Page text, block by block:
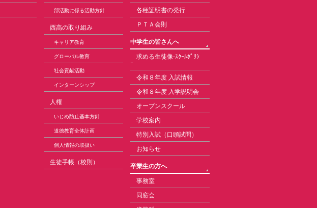
部活動に係る活動方針
西高の取り組み
キャリア教育
グローバル教育
社会貢献活動
インターンシップ
人権
いじめ防止基本方針
道徳教育全体計画
個人情報の取扱い
生徒手帳（校則）
各種証明書の発行
ＰＴＡ会則
中学生の皆さんへ
求める生徒像-ｽｸｰﾙﾎﾟﾘｼ
ｰ
令和８年度 入試情報
令和８年度 入学説明会
オープンスクール
学校案内
特別入試（口頭試問）
お知らせ
卒業生の方へ
事務室
同窓会